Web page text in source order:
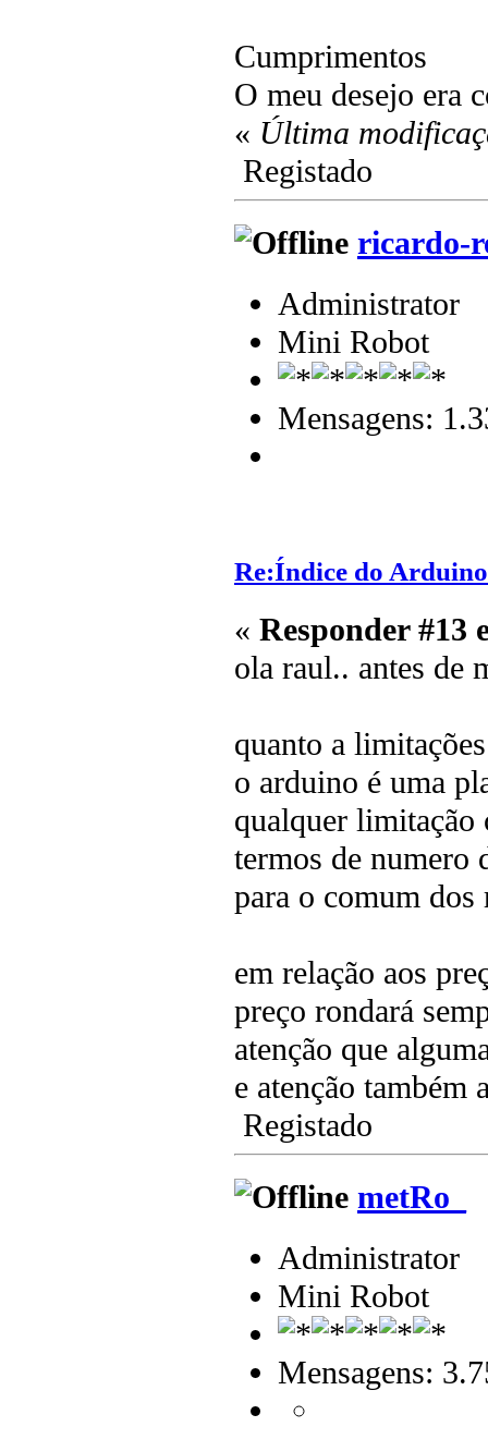
Cumprimentos
O meu desejo era
« Última
Registado
ricardo-
Administrator
Mini Robot
Mensagens:
Re:Índice do Arduino
« Responder #13
ola raul.. antes de
quanto a
o arduino é uma
qualquer limitação
termos de numero
para o comum dos
em relação aos
preço rondará
atenção que
e atenção também
Registado
metRo_
Administrator
Mini Robot
Mensagens: